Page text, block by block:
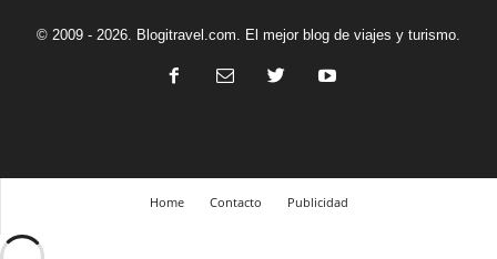
© 2009 - 2026. Blogitravel.com. El mejor blog de viajes y turismo.
Home Contacto Publicidad